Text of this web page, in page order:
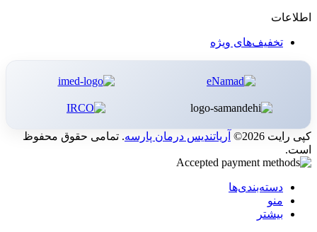
اطلاعات
تخفیف‌های ویژه
کپی رایت 2026© آریاتندیس درمان پارسه. تمامی حقوق محفوظ
است.
دسته‌بندی‌ها
منو
بیشتر